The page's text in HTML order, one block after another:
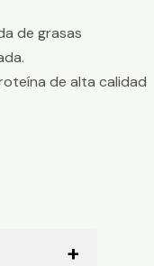
de grasas
de alta calidad